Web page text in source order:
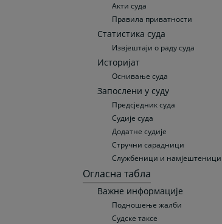
Акти суда
Правила приватности
Статистика суда
Извјештаји о раду суда
Историјат
Оснивање суда
Запослени у суду
Предсједник суда
Судије суда
Додатне судије
Стручни сарадници
Службеници и намјештеници
Огласна табла
Важне информације
Подношење жалби
Судске таксе